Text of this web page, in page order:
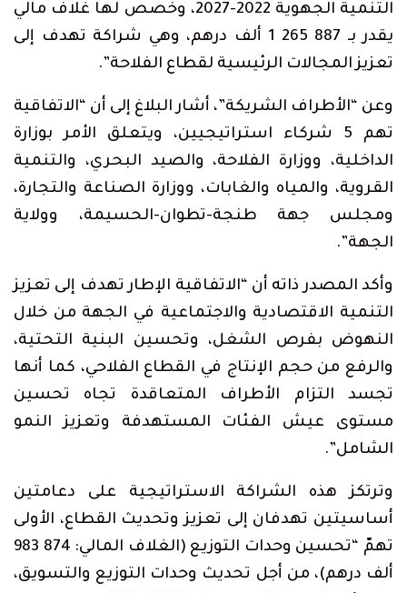
التنمية الجهوية 2022-2027، وخصص لها غلاف مالي
يقدر بـ 887 265 1 ألف درهم، وهي شراكة تهدف إلى
تعزيز المجالات الرئيسية لقطاع الفلاحة”.
وعن “الأطراف الشريكة”، أشار البلاغ إلى أن “الاتفاقية
تهم 5 شركاء استراتيجيين، ويتعلق الأمر بوزارة
الداخلية، ووزارة الفلاحة، والصيد البحري، والتنمية
القروية، والمياه والغابات، ووزارة الصناعة والتجارة،
ومجلس جهة طنجة-تطوان-الحسيمة، وولاية
الجهة”.
وأكد المصدر ذاته أن “الاتفاقية الإطار تهدف إلى تعزيز
التنمية الاقتصادية والاجتماعية في الجهة من خلال
النهوض بفرص الشغل، وتحسين البنية التحتية،
والرفع من حجم الإنتاج في القطاع الفلاحي، كما أنها
تجسد التزام الأطراف المتعاقدة تجاه تحسين
مستوى عيش الفئات المستهدفة وتعزيز النمو
الشامل”.
وترتكز هذه الشراكة الاستراتيجية على دعامتين
أساسيتين تهدفان إلى تعزيز وتحديث القطاع، الأولى
تهمّ “تحسين وحدات التوزيع (الغلاف المالي: 874 983
ألف درهم)، من أجل تحديث وحدات التوزيع والتسويق،